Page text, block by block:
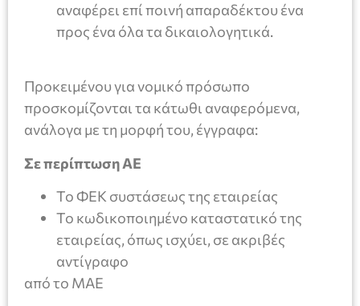
αναφέρει επί ποινή απαραδέκτου ένα
προς ένα όλα τα δικαιολογητικά.
Προκειμένου για νομικό πρόσωπο
προσκομίζονται τα κάτωθι αναφερόμενα,
ανάλογα με τη μορφή του, έγγραφα:
Σε περίπτωση ΑΕ
Το ΦΕΚ συστάσεως της εταιρείας
Το κωδικοποιημένο καταστατικό της
εταιρείας, όπως ισχύει, σε ακριβές
αντίγραφο
από το ΜΑΕ